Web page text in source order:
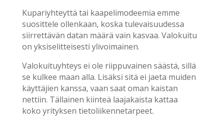
Kupariyhteyttä tai kaapelimodeemia emme
suosittele ollenkaan, koska tulevaisuudessa
siirrettävän datan määrä vain kasvaa. Valokuitu
on yksiselitteisesti ylivoimainen.
Valokuituyhteys ei ole riippuvainen säästä, sillä
se kulkee maan alla. Lisäksi sitä ei jaeta muiden
käyttäjien kanssa, vaan saat oman kaistan
nettiin. Tällainen kiinteä laajakaista kattaa
koko yrityksen tietoliikennetarpeet.